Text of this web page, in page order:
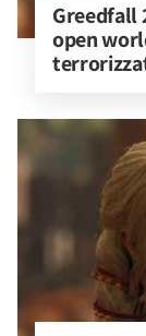
Greedfall
open